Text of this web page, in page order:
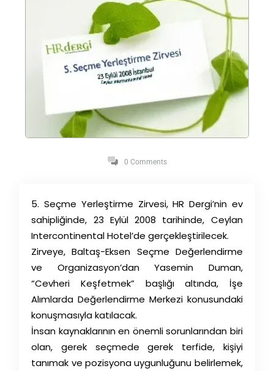
0 Comments
5. Seçme Yerleştirme Zirvesi, HR Dergi’nin ev
sahipliğinde, 23 Eylül 2008 tarihinde, Ceylan
Intercontinental Hotel’de gerçekleştirilecek.
Zirveye, Baltaş-Eksen Seçme Değerlendirme
ve Organizasyon’dan Yasemin Duman,
“Cevheri Keşfetmek” başlığı altında, İşe
Alımlarda Değerlendirme Merkezi konusundaki
konuşmasıyla katılacak.
İnsan kaynaklarının en önemli sorunlarından biri
olan, gerek seçmede gerek terfide, kişiyi
tanımak ve pozisyona uygunluğunu belirlemek,